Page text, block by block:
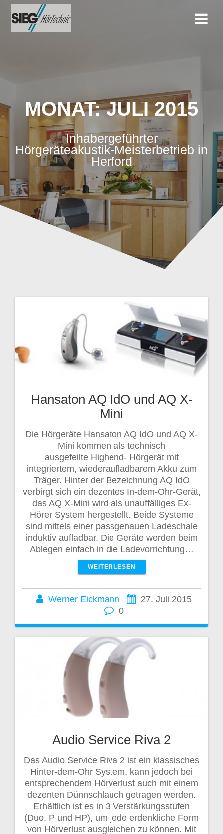
MONAT:JULI 2015
Inhabergeführter
Hörgeräteakustik-Meisterbetrieb in
Herford
Hansaton AQ IdO und AQ X-
Mini
Die Hörgeräte Hansaton AQ IdO und AQ X-
Mini kommen als technisch
ausgefeilte Highend- Hörgerät mit
integriertem, wiederaufladbarem Akku zum
Träger. Hinter der Bezeichnung AQ IdO
verbirgt sich ein dezentes In-dem-Ohr-Gerät,
das AQ X-Mini wird als unauffälliges Ex-
Hörer System hergestellt. Beide Systeme
sind mittels einer passgenauen Ladeschale
induktiv aufladbar. Die Geräte werden beim
Ablegen einfach in die Ladevorrichtung…
WEITERLESEN
Werner Eickmann
27. Juli 2015
0
Audio Service Riva 2
Das Audio Service Riva 2 ist ein klassisches
Hinter-dem-Ohr System, kann jedoch bei
entsprechendem Hörverlust auch mit einem
dezenten Dünnschlauch getragen werden.
Erhältlich ist es in 3 Verstärkungsstufen
(Duo, P und HP), um jede erdenkliche Form
von Hörverlust ausgleichen zu können. Mit